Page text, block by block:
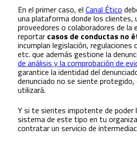
En el primer caso, el Canal Ético
una plataforma donde los clientes,
proveedores o colaboradores de la
reportar casos de conductas no
incumplan legislación,
etc. que además gestione la
de análisis y la comprobación de
garantice la identidad del
denunciado no se siente protegido,
utilizará.
Y si te sientes impotente de poder
sistema de este tipo en tu
contratar un servicio de